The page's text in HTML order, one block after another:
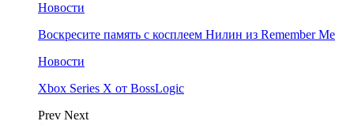
Новости
Воскресите память с косплеем Нилин из Remember Me
Новости
Xbox Series X от BossLogic
Prev Next